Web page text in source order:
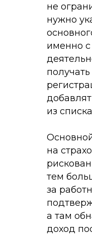
не
нужно
именно с
из
на
тем
за
а там
доход